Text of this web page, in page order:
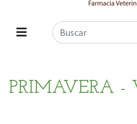
PRIMAVERA -